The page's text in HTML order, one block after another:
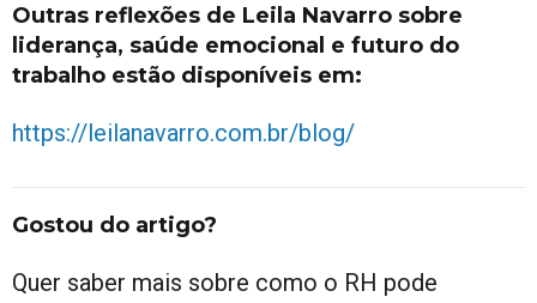
Outras reflexões de Leila Navarro sobre
liderança, saúde emocional e futuro do
trabalho estão disponíveis em:
https://leilanavarro.com.br/blog/
Gostou do artigo?
Quer saber mais sobre como o RH pode